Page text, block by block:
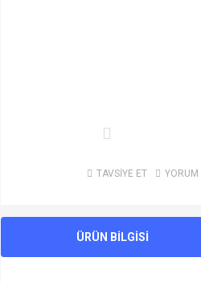
TAVSİYE ET YORUM
ÜRÜN BİLGİSİ